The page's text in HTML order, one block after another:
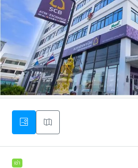
เช่า